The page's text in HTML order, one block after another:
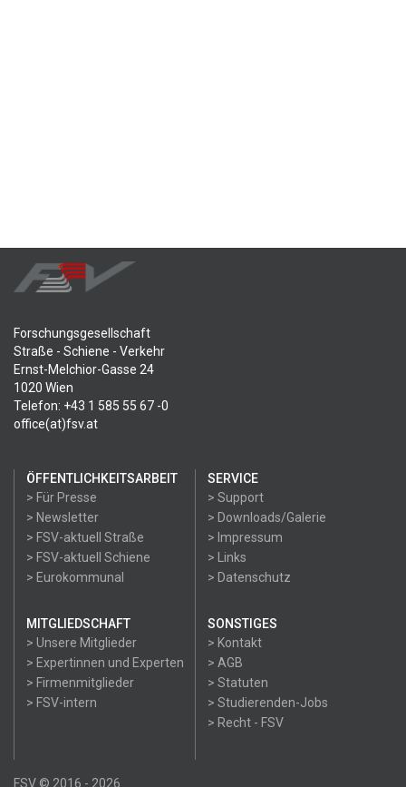
Forschungsgesellschaft
Straße - Schiene - Verkehr
Ernst-Melchior-Gasse 24
1020 Wien
Telefon: +43 1 585 55 67 -0
office(at)fsv.at
ÖFFENTLICHKEITSARBEIT
> Für Presse
> Newsletter
> FSV-aktuell Straße
> FSV-aktuell Schiene
> Eurokommunal
SERVICE
> Support
> Downloads/Galerie
> Impressum
> Links
> Datenschutz
MITGLIEDSCHAFT
> Unsere Mitglieder
> Expertinnen und Experten
> Firmenmitglieder
> FSV-intern
SONSTIGES
> Kontakt
> AGB
> Statuten
> Studierenden-Jobs
> Recht - FSV
FSV © 2016 - 2026